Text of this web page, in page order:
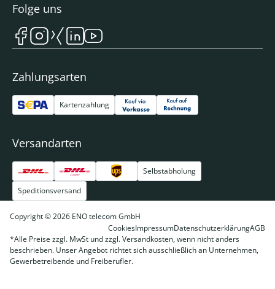
Zahlungsarten
Kartenzahlung
Versandarten
Selbstabholung
Speditionsversand
Folge uns
Copyright © 2026 ENO telecom GmbH
CookiesImpressumDatenschutzerklärungAGB
*Alle Preise zzgl. MwSt und zzgl. Versandkosten, wenn nicht anders
beschrieben. Unser Angebot richtet sich ausschließlich an Unternehmen,
Gewerbetreibende und Freiberufler.